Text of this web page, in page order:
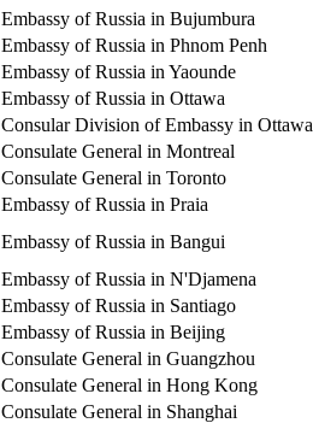
Embassy of Russia in Bujumbura
Embassy of Russia in Phnom Penh
Embassy of Russia in Yaounde
Embassy of Russia in Ottawa
Consular Division of Embassy in Ottawa
Consulate General in Montreal
Consulate General in Toronto
Embassy of Russia in Praia
Embassy of Russia in Bangui
Embassy of Russia in N'Djamena
Embassy of Russia in Santiago
Embassy of Russia in Beijing
Consulate General in Guangzhou
Consulate General in Hong Kong
Consulate General in Shanghai